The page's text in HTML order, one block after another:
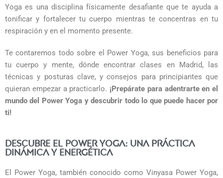
Yoga es una disciplina físicamente desafiante que te ayuda a
tonificar y fortalecer tu cuerpo mientras te concentras en tu
respiración y en el momento presente.
Te contaremos todo sobre el Power Yoga, sus beneficios para
tu cuerpo y mente, dónde encontrar clases en Madrid, las
técnicas y posturas clave, y consejos para principiantes que
quieran empezar a practicarlo. ¡Prepárate para adentrarte en el
mundo del Power Yoga y descubrir todo lo que puede hacer por
ti!
Descubre el Power Yoga: una práctica
dinámica y energética
El Power Yoga, también conocido como Vinyasa Power Yoga,